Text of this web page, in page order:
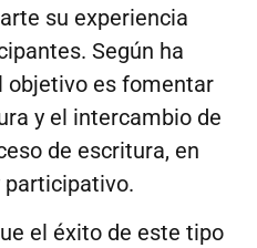
su experiencia
Según ha
objetivo es fomentar
y el intercambio de
de escritura, en
participativo.
el éxito de este tipo